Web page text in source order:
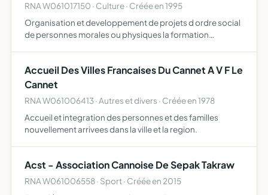
RNA W061017150 · Culture · Créée en 1995
Organisation et developpement de projets d ordre social
de personnes morales ou physiques la formation
Accueil Des Villes Francaises Du Cannet A V F Le
Cannet
RNA W061006413 · Autres et divers · Créée en 1978
Accueil et integration des personnes et des familles
nouvellement arrivees dans la ville et la region.
Acst - Association Cannoise De Sepak Takraw
RNA W061006558 · Sport · Créée en 2015